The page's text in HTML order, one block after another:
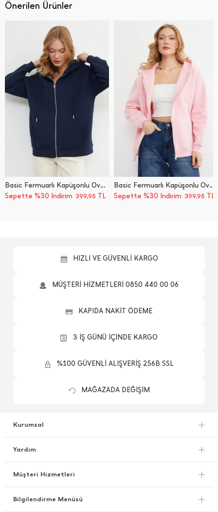
Önerilen Ürünler
Basic Fermuarlı Kapüşonlu Oversize Sweatshirt
Sepette %30 İndirim 399,98 TL
Basic Fermuarlı Kapüşonlu Oversize Sweatshirt
Sepette %30 İndirim 399,98 TL
HIZLI VE GÜVENLİ KARGO
MÜŞTERİ HİZMETLERİ 0850 440 00 06
KAPIDA NAKİT ÖDEME
3 İŞ GÜNÜ İÇİNDE KARGO
%100 GÜVENLİ ALIŞVERİŞ 256B SSL
MAĞAZADA DEĞİŞİM
Kurumsal
Yardım
Müşteri Hizmetleri
Bilgilendirme Menüsü